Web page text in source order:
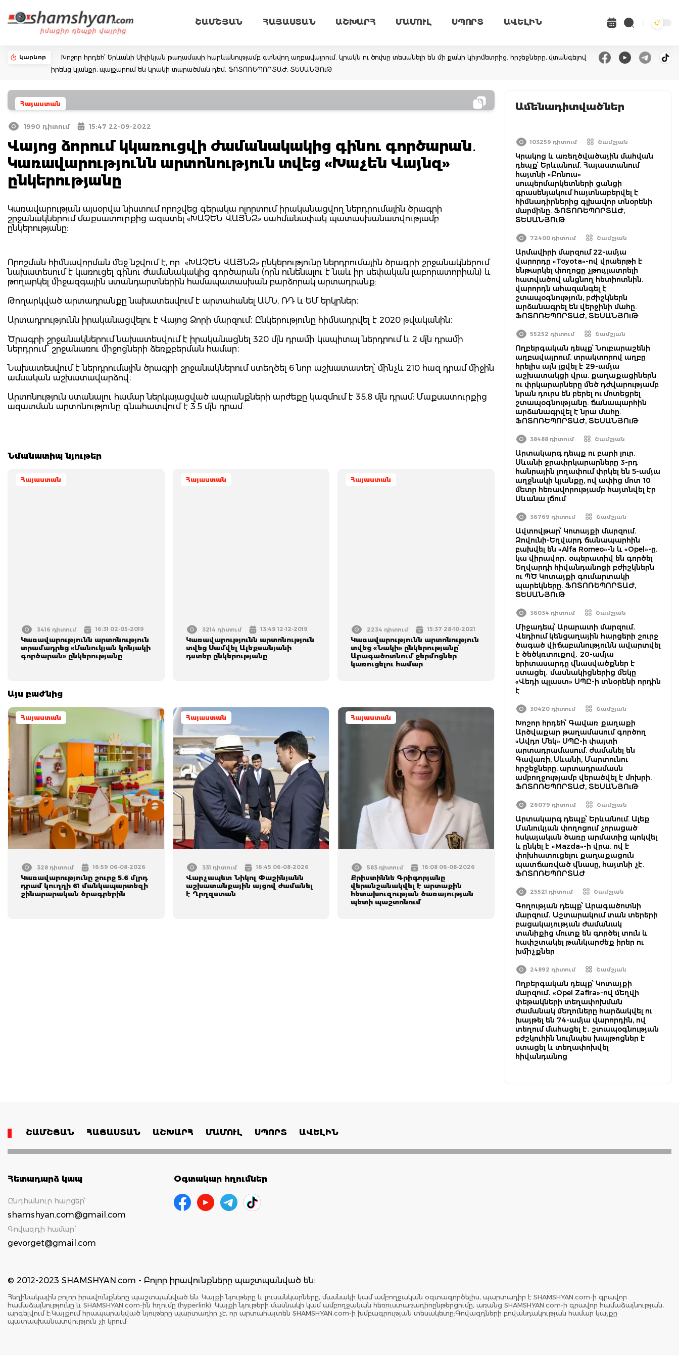
ՇԱՄՇՅԱՆ ՀԱՅԱՍՏԱՆ ԱՇԽԱՐՀ ՄԱՄՈՒԼ ՍՊՈՐՏ ԱՎԵԼԻՆ
կարևոր
Խոշոր հրդեհ՝ Երևանի Սիլիկյան թաղամասի հարևանությամբ գտնվող աղբավայրում. կրակն ու ծուխը տեսանելի են մի քանի կիլոմետրից. հրշեջները, վտանգելով
իրենց կյանքը, պայքարում են կրակի տարածման դեմ. ՖՈՏՈՌԵՊՈՐՏԱԺ, ՏԵՍԱՆՅՈւԹ
Հայաստան
1990 դիտում 15:47 22-09-2022
Վայոց ձորում կկառուցվի ժամանակակից գինու գործարան․
Կառավարությունն արտոնություն տվեց «Խաչեն Վայնզ»
ընկերությանը
Կառավարության այսօրվա նիստում որոշվեց գերակա ոլորտում իրականացվող ներդրումային ծրագրի
շրջանակներում մաքսատուրքից ազատել «ԽԱՉԵՆ ՎԱՅՆԶ» սահմանափակ պատասխանատվությամբ
ընկերությանը:
Որոշման հիմնավորման մեջ նշվում է, որ «ԽԱՉԵՆ ՎԱՅՆԶ» ընկերությունը ներդրումային ծրագրի շրջանակներում
նախատեսում է կառուցել գինու ժամանակակից գործարան (որն ունենալու է նաև իր սեփական լաբորատորիան) և
թողարկել միջազգային ստանդարտներին համապատասխան բարձորակ արտադրանք:
Թողարկված արտադրանքը նախատեսվում է արտահանել ԱՄՆ, ՌԴ և ԵՄ երկրներ։
Արտադրությունն իրականացվելու է Վայոց Ձորի մարզում։ Ընկերությունը հիմնադրվել է 2020 թվականին։
Ծրագրի շրջանակներում նախատեսվում է իրականացնել 320 մլն դրամի կապիտալ ներդրում և 2 մլն դրամի
ներդրում՝ շրջանառու միջոցների ձեռքբերման համար։
Նախատեսվում է ներդրումային ծրագրի շրջանակներում ստեղծել 6 նոր աշխատատեղ՝ մինչև 210 հազ դրամ միջին
ամսական աշխատավարձով։
Արտոնություն ստանալու համար ներկայացված ապրանքների արժեքը կազմում է 35.8 մլն դրամ: Մաքսատուրքից
ազատման արտոնությունը գնահատվում է 3.5 մլն դրամ:
Նմանատիպ նյութեր
Հայաստան
3416 դիտում 16:31 02-05-2019
Կառավարությունն արտոնություն
տրամադրեց «Մանուկյան կոնյակի
գործարան» ընկերությանը
Հայաստան
3214 դիտում 13:49 12-12-2019
Կառավարությունն արտոնություն
տվեց Սամվել Ալեքսանյանի
դստեր ընկերությանը
Հայաստան
2234 դիտում 15:37 28-10-2021
Կառավարությունն արտոնություն
տվեց «Նակի» ընկերությանը՝
Արագածոտնում ջերմոցներ
կառուցելու համար
Այս բաժնից
Հայաստան
328 դիտում 16:59 06-08-2026
Կառավարությունը շուրջ 5.6 մլրդ
դրամ կուղղի 61 մանկապարտեզի
շինարարական ծրագրերին
Հայաստան
331 դիտում 16:45 06-08-2026
Վարչապետ Նիկոլ Փաշինյանն
աշխատանքային այցով ժամանել
է Ղրղզստան
Հայաստան
583 դիտում 16:08 06-08-2026
Քրիստիննե Գրիգորյանը
վերանշանակվել է արտաքին
հետախուզության ծառայության
պետի պաշտոնում
Ամենադիտվածներ
103259 դիտում Շամշյան
Կրակոց և առեղծվածային մահվան
դեպք՝ Երևանում. Հայաստանում
հայտնի «Բոնուս»
սուպերմարկետների ցանցի
գրասենյակում հայտնաբերվել է
հիմնադիրներից գլխավոր տնօրենի
մարմինը. ՖՈՏՈՌԵՊՈՐՏԱԺ,
ՏԵՍԱՆՅՈւԹ
72400 դիտում Շամշյան
Արմավիրի մարզում 22-ամյա
վարորդը «Toyota»-ով վրաերթի է
ենթարկել փողոցը չթույլատրելի
հատվածով անցնող հետիոտնին.
վարորդն ահազանգել է
շտապօգնություն, բժիշկներն
արձանագրել են վերջինի մահը.
ՖՈՏՈՌԵՊՈՐՏԱԺ, ՏԵՍԱՆՅՈւԹ
55252 դիտում Շամշյան
Ողբերգական դեպք՝ Նուբարաշենի
աղբավայրում. տրակտորով աղբը
հրելիս այն լցվել է 29-ամյա
աշխատակցի վրա. քաղաքացիներն
ու փրկարարները մեծ դժվարությամբ
նրան դուրս են բերել ու մոտեցրել
շտապօգնությանը. ճանապարհին
արձանագրվել է նրա մահը.
ՖՈՏՈՌԵՊՈՐՏԱԺ, ՏԵՍԱՆՅՈւԹ
38488 դիտում Շամշյան
Արտակարգ դեպք ու բարի լուր.
Սևանի ջրափրկարարները 3-րդ
հանրային լողափում փրկել են 5-ամյա
աղջնակի կյանքը, ով ափից մոտ 10
մետր հեռավորությամբ հայտնվել էր
Սևանա լճում
36769 դիտում Շամշյան
Ավտովթար՝ Կոտայքի մարզում.
Զովունի-Եղվարդ ճանապարհին
բախվել են «Alfa Romeo»-ն և «Opel»-ը.
կա վիրավոր․ օպերատիվ են գործել
Եղվարդի հիվանդանոցի բժիշկներն
ու ՊԾ Կոտայքի գումարտակի
պարեկները. ՖՈՏՈՌԵՊՈՐՏԱԺ,
ՏԵՍԱՆՅՈւԹ
36034 դիտում Շամշյան
Միջադեպ՝ Արարատի մարզում․
Վեդիում կենցաղային հարցերի շուրջ
ծագած վիճաբանությունն ավարտվել
է ծեծկռտուքով․ 20-ամյա
երիտասարդը վնասվածքներ է
ստացել․ մասնակիցներից մեկը
«Վեդի պլաստ» ՍՊԸ-ի տնօրենի որդին
է
30420 դիտում Շամշյան
Խոշոր հրդեհ՝ Գավառ քաղաքի
Արծվաքար թաղամասում գործող
«Ավդո Մեկ» ՍՊԸ-ի փայտի
արտադրամասում. ժամանել են
Գավառի, Սևանի, Մարտունու
հրշեջները. արտադրամասն
ամբողջությամբ վերածվել է մոխրի.
ՖՈՏՈՌԵՊՈՐՏԱԺ, ՏԵՍԱՆՅՈւԹ
26079 դիտում Շամշյան
Արտակարգ դեպք՝ Երևանում. Ալեք
Մանուկյան փողոցում չորացած
հսկայական ծառը արմատից պոկվել
և ընկել է «Mazda»-ի վրա. ով է
փոխհատուցելու քաղաքացուն
պատճառված վնասը, հայտնի չէ.
ՖՈՏՈՌԵՊՈՐՏԱԺ
25521 դիտում Շամշյան
Գողության դեպք՝ Արագածոտնի
մարզում․ Աշտարակում տան տերերի
բացակայության ժամանակ
տանիքից մուտք են գործել տուն և
հափշտակել թանկարժեք իրեր ու
խմիչքներ
24892 դիտում Շամշյան
Ողբերգական դեպք՝ Կոտայքի
մարզում․ «Opel Zafira»-ով մեղվի
փեթակների տեղափոխման
ժամանակ մեղուները հարձակվել ու
խայթել են 74-ամյա վարորդին, ով
տեղում մահացել է․ շտապօգնության
բժշկուհին նույնպես խայթոցներ է
ստացել և տեղափոխվել
հիվանդանոց
ՇԱՄՇՅԱՆ ՀԱՅԱՍՏԱՆ ԱՇԽԱՐՀ ՄԱՄՈՒԼ ՍՊՈՐՏ ԱՎԵԼԻՆ
Հետադարձ կապ
Ընդհանուր հարցեր՝
shamshyan.com@gmail.com
Գովազդի համար`
gevorget@gmail.com
Օգտակար հղումներ
© 2012-2023 SHAMSHYAN.com - Բոլոր իրավունքները պաշտպանված են:
Հեղինակային բոլոր իրավունքները պաշտպանված են: Կայքի նյութերը և լուսանկարները, մասնակի կամ ամբողջական օգտագործելիս, պարտադիր է SHAMSHYAN.com-ի գրավոր
համաձայնությունը և SHAMSHYAN.com-ին հղումը (hyperlink): Կայքի նյութերի մասնակի կամ ամբողջական հեռուստառադիոընթերցումը, առանց SHAMSHYAN.com-ի գրավոր համաձայնության,
արգելվում է:Կայքում հրապարակված նյութերը պարտադիր չէ, որ արտահայտեն SHAMSHYAN.com-ի խմբագրության տեսակետը:Գովազդների բովանդակության համար կայքը
պատասխանատվություն չի կրում: